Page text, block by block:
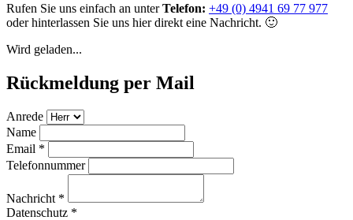
Rufen Sie uns einfach an unterTelefon: +49 (0) 4941 69 77 977
oder hinterlassen Sie uns hier direkt eine Nachricht. 🙂
Wird geladen...
Rückmeldung per Mail
Anrede
Name
Email *
Telefonnummer
Nachricht *
Datenschutz *